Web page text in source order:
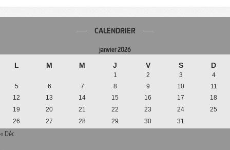
CALENDRIER
janvier 2026
L M M J V S D
1 2 3
4
5
6 7 8 9 10
11
12
13 14 15 16 17
18
19
20 21 22 23 24
25
26
27 28 29 30 31
« Déc